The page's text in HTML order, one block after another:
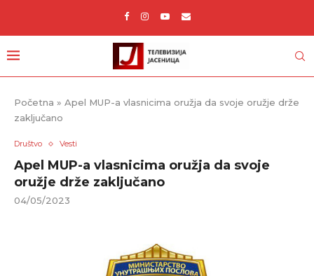
Početna » Apel MUP-a vlasnicima oružja da svoje oružje drže
zaključano
Društvo Vesti
Apel MUP-a vlasnicima oružja da svoje
oružje drže zaključano
04/05/2023